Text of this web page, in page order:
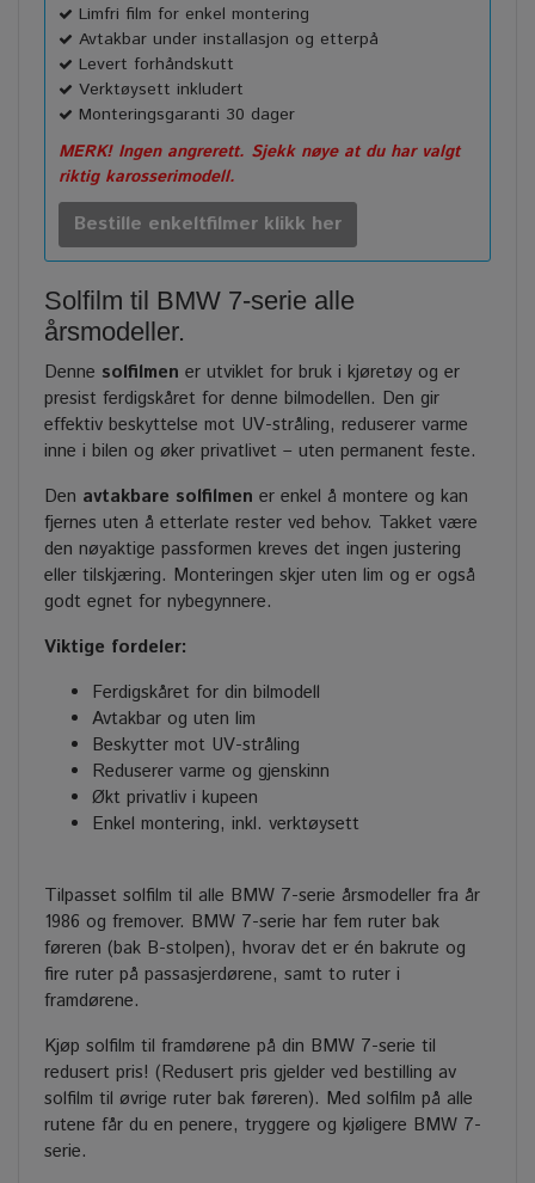
Limfri film for enkel montering
Avtakbar under installasjon og etterpå
Levert forhåndskutt
Verktøysett inkludert
Monteringsgaranti 30 dager
MERK! Ingen angrerett. Sjekk nøye at du har valgt
riktig karosserimodell.
Bestille enkeltfilmer klikk her
Solfilm til BMW 7-serie alle
årsmodeller.
Denne solfilmen er utviklet for bruk i kjøretøy og er
presist ferdigskåret for denne bilmodellen. Den gir
effektiv beskyttelse mot UV-stråling, reduserer varme
inne i bilen og øker privatlivet – uten permanent feste.
Den avtakbare solfilmen er enkel å montere og kan
fjernes uten å etterlate rester ved behov. Takket være
den nøyaktige passformen kreves det ingen justering
eller tilskjæring. Monteringen skjer uten lim og er også
godt egnet for nybegynnere.
Viktige fordeler:
Ferdigskåret for din bilmodell
Avtakbar og uten lim
Beskytter mot UV-stråling
Reduserer varme og gjenskinn
Økt privatliv i kupeen
Enkel montering, inkl. verktøysett
Tilpasset solfilm til alle BMW 7-serie årsmodeller fra år
1986 og fremover. BMW 7-serie har fem ruter bak
føreren (bak B-stolpen), hvorav det er én bakrute og
fire ruter på passasjerdørene, samt to ruter i
framdørene.
Kjøp solfilm til framdørene på din BMW 7-serie til
redusert pris! (Redusert pris gjelder ved bestilling av
solfilm til øvrige ruter bak føreren). Med solfilm på alle
rutene får du en penere, tryggere og kjøligere BMW 7-
serie.